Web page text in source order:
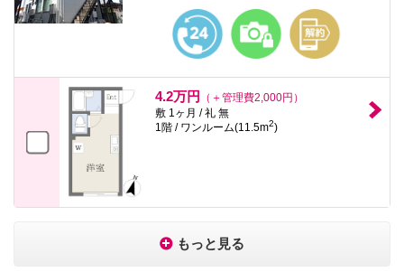
4.2万円
（＋管理費2,000円）
敷 1ヶ月 / 礼 無
1階 / ワンルーム(11.5m2)
もっと見る